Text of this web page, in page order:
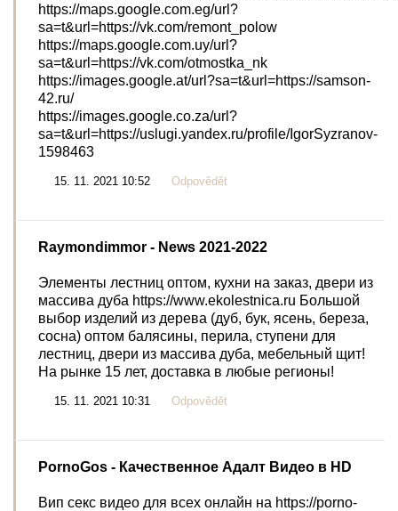
https://maps.google.com.eg/url?
sa=t&url=https://vk.com/remont_polow
https://maps.google.com.uy/url?
sa=t&url=https://vk.com/otmostka_nk
https://images.google.at/url?sa=t&url=https://samson-
42.ru/
https://images.google.co.za/url?
sa=t&url=https://uslugi.yandex.ru/profile/IgorSyzranov-
1598463
15. 11. 2021 10:52 Odpovědět
Raymondimmor - News 2021-2022
Элементы лестниц оптом, кухни на заказ, двери из
массива дуба https://www.ekolestnica.ru Большой
выбор изделий из дерева (дуб, бук, ясень, береза,
сосна) оптом балясины, перила, ступени для
лестниц, двери из массива дуба, мебельный щит!
На рынке 15 лет, доставка в любые регионы!
15. 11. 2021 10:31 Odpovědět
PornoGos - Качественное Адалт Видео в HD
Вип секс видео для всех онлайн на https://porno-